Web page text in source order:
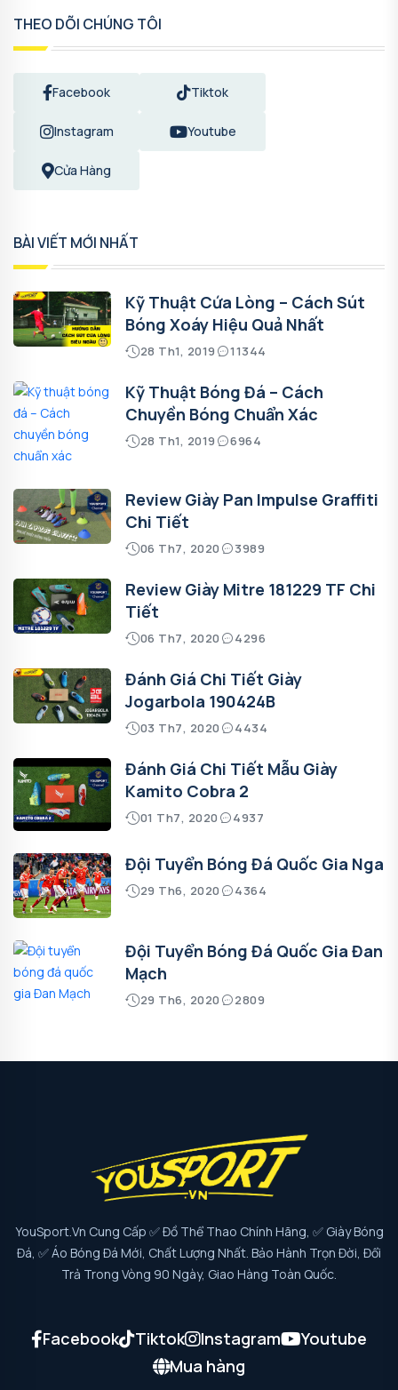
THEO DÕI CHÚNG TÔI
Facebook Tiktok
Instagram Youtube
Cửa Hàng
BÀI VIẾT MỚI NHẤT
Kỹ Thuật Cứa Lòng – Cách Sút
Bóng Xoáy Hiệu Quả Nhất
28 Th1, 2019 11344
Kỹ Thuật Bóng Đá – Cách
Chuyền Bóng Chuẩn Xác
28 Th1, 2019 6964
Review Giày Pan Impulse Graffiti
Chi Tiết
06 Th7, 2020 3989
Review Giày Mitre 181229 TF Chi
Tiết
06 Th7, 2020 4296
Đánh Giá Chi Tiết Giày
Jogarbola 190424B
03 Th7, 2020 4434
Đánh Giá Chi Tiết Mẫu Giày
Kamito Cobra 2
01 Th7, 2020 4937
Đội Tuyển Bóng Đá Quốc Gia Nga
29 Th6, 2020 4364
Đội Tuyển Bóng Đá Quốc Gia Đan
Mạch
29 Th6, 2020 2809
YouSport.vn Cung Cấp ✅ Đồ Thể Thao Chính Hãng, ✅ Giày Bóng
Đá, ✅ Áo Bóng Đá Mới, Chất Lượng Nhất. Bảo Hành Trọn Đời, Đổi
Trả Trong Vòng 90 Ngày, Giao Hàng Toàn Quốc.
Facebook Tiktok Instagram
Youtube
Mua hàng